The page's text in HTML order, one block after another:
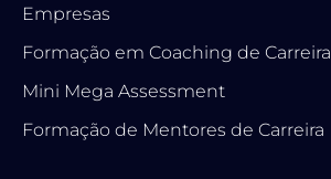
Empresas
Formação em Coaching de Carreira
Mini Mega Assessment
Formação de Mentores de Carreira